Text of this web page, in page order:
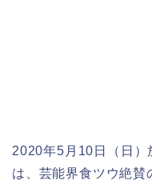
2020年5月10日（日）
は、芸能界食ツウ絶賛